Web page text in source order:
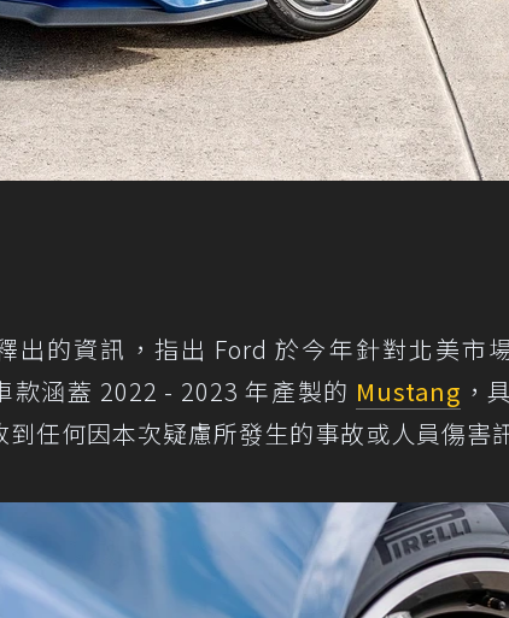
出的資訊，指出 Ford 於今年針對北美市
款涵蓋 2022 - 2023 年產製的 Mustang ，
到任何因本次疑慮所發生的事故或人員傷害